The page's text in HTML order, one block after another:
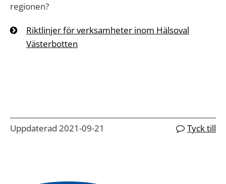
regionen?
Riktlinjer för verksamheter inom Hälsoval
Västerbotten
Uppdaterad 2021-09-21 Tyck till